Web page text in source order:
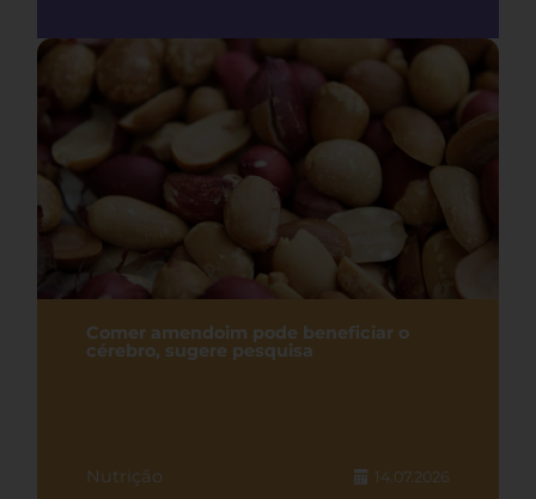
Comer amendoim pode beneficiar o
cérebro, sugere pesquisa
Nutrição 14.07.2026